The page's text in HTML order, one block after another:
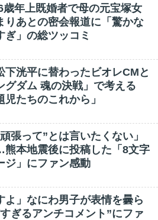
歳年上既婚者で母の元宝塚女
りあとの密会報道に「驚かな
ぎ」の総ツッコミ
洸平に替わったビオレCMと
グダム 魂の決戦」で考える
児たちのこれから」
張って”とは言いたくない」
熊本地震後に投稿した「8文字
ジ」にファン感動
よ」なにわ男子が表情を曇ら
ぎるアンチコメント”にファ